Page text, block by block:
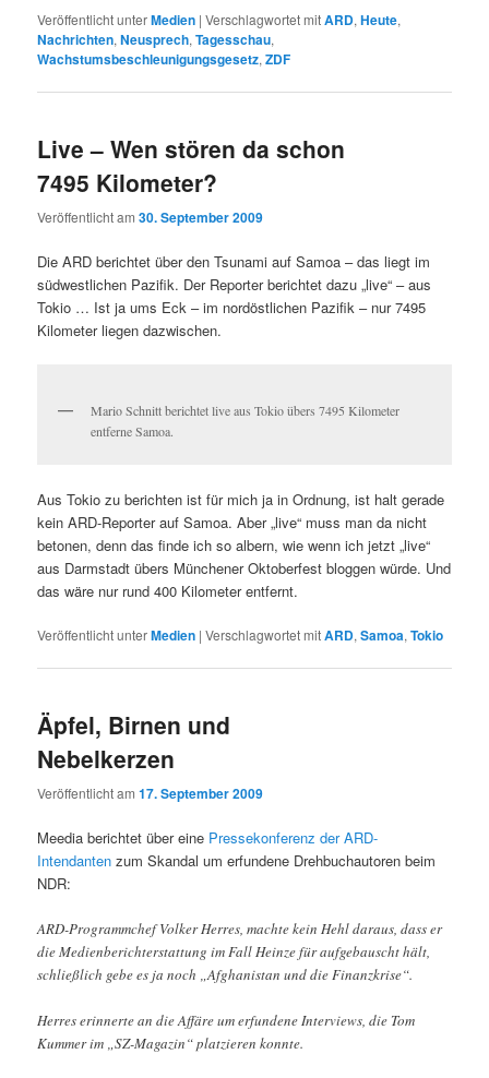
Veröffentlicht unterMedien |Verschlagwortet mitARD,Heute,
Nachrichten,Neusprech,Tagesschau,
Wachstumsbeschleunigungsgesetz,ZDF
Live – Wen stören da schon
7495 Kilometer?
Veröffentlicht am30. September 2009
Die ARD berichtet über den Tsunami auf Samoa – das liegt im
südwestlichen Pazifik. Der Reporter berichtet dazu „live“ – aus
Tokio … Ist ja ums Eck – im nordöstlichen Pazifik – nur 7495
Kilometer liegen dazwischen.
Mario Schnitt berichtet live aus Tokio übers 7495 Kilometer
entferne Samoa.
Aus Tokio zu berichten ist für mich ja in Ordnung, ist halt gerade
kein ARD-Reporter auf Samoa. Aber „live“ muss man da nicht
betonen, denn das finde ich so albern, wie wenn ich jetzt „live“
aus Darmstadt übers Münchener Oktoberfest bloggen würde. Und
das wäre nur rund 400 Kilometer entfernt.
Veröffentlicht unterMedien |Verschlagwortet mitARD,Samoa,Tokio
Äpfel, Birnen und
Nebelkerzen
Veröffentlicht am17. September 2009
Meedia berichtet über eine Pressekonferenz der ARD-
Intendanten zum Skandal um erfundene Drehbuchautoren beim
NDR:
ARD-Programmchef Volker Herres, machte kein Hehl daraus, dass er
die Medienberichterstattung im Fall Heinze für aufgebauscht hält,
schließlich gebe es ja noch „Afghanistan und die Finanzkrise“.
Herres erinnerte an die Affäre um erfundene Interviews, die Tom
Kummer im „SZ-Magazin“ platzieren konnte.